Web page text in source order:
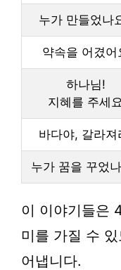
누가 만들었나
약속을 어겼어
하나님!
지혜를 주세
바다야, 갈라져
누가 꿈을 꾸었
이 이야기들은
미를 가질 수
어냅니다.